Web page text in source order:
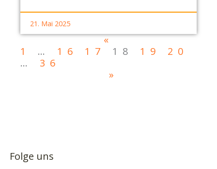
21. Mai 2025
«
1
… 16 17 18 19
20
…
36
»
Folge uns